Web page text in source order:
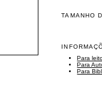
TAMANHO
Para
Para
Para